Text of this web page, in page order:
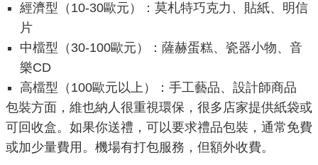
經濟型（10-30歐元）：莫札特巧克力、貼紙、明信
片
中檔型（30-100歐元）：薩赫蛋糕、瓷器小物、音
樂CD
高檔型（100歐元以上）：手工藝品、設計師商品
包裝方面，維也納人很重視環保，很多店家提供紙袋或
可回收盒。如果你送禮，可以要求禮品包裝，通常免費
或加少量費用。機場有打包服務，但額外收費。